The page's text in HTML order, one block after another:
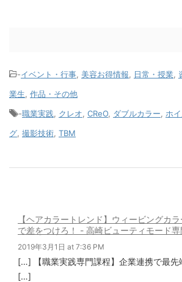
-イベント・行事, 美容お得情報, 日常・授業,
業生, 作品・その他
-職業実践, クレオ, CReO, ダブルカラー, ホ
グ, 撮影技術, TBM
【ヘアカラートレンド】ウィービングカ
で差をつけろ！ - 高崎ビューティモード
2019年3月1日 at 7:36 PM
[…] 【職業実践専門課程】企業連携で最先
[…]